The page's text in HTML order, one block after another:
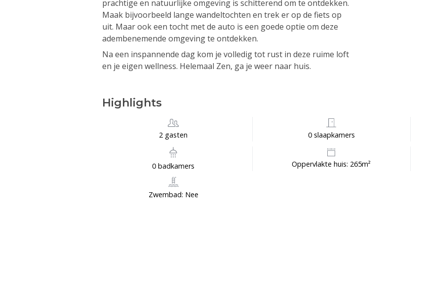
prachtige en natuurlijke omgeving is schitterend om te ontdekken.
Maak bijvoorbeeld lange wandeltochten en trek er op de fiets op
uit. Maar ook een tocht met de auto is een goede optie om deze
adembenemende omgeving te ontdekken.
Na een inspannende dag kom je volledig tot rust in deze ruime loft
en je eigen wellness. Helemaal Zen, ga je weer naar huis.
Highlights
2 gasten 0 slaapkamers
0 badkamers Oppervlakte huis: 265m²
Zwembad: Nee